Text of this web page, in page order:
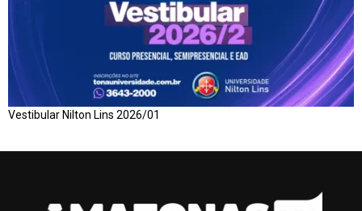
Vestibular Nilton Lins 2026/01